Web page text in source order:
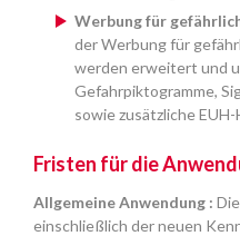
Werbung für
der Werbung für
werden erweitert und
Gefahrpiktogramme,
sowie zusätzliche
Fristen für die
Allgemeine Anwendung :
einschließlich der neuen